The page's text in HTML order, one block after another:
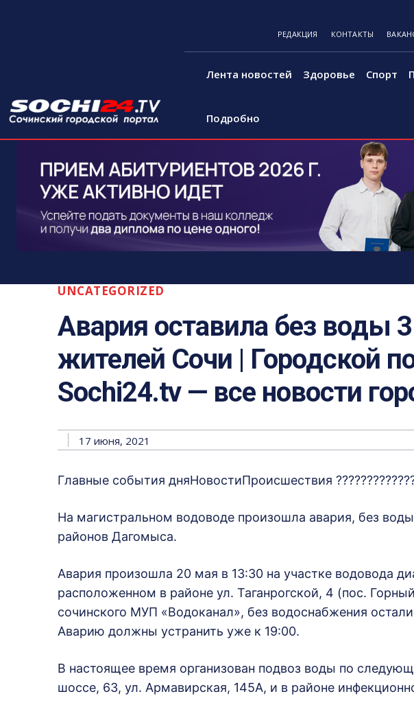
РЕДАКЦИЯ КОНТАКТЫ
Лента новостей Здоровье Спорт
Подробно
UNCATEGORIZED
Авария оставила без воды
жителей Сочи | Городской
Sochi24.tv — все новости
17 июня, 2021
Главные события дняНовостиПроисшествия
На магистральном водоводе произошла авария, без
районов Дагомыса.
Авария произошла 20 мая в 13:30 на участке водовода
расположенном в районе ул. Таганрогской, 4 (пос.
сочинского МУП «Водоканал», без водоснабжения
Аварию должны устранить уже к 19:00.
В настоящее время организован подвоз воды по
шоссе, 63, ул. Армавирская, 145А, и в районе